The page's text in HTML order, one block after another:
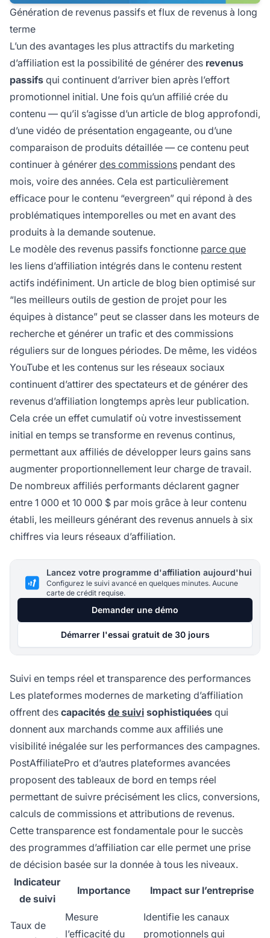
Génération de revenus passifs et flux de revenus à long
terme
L’un des avantages les plus attractifs du marketing
d’affiliation est la possibilité de générer des revenus
passifs qui continuent d’arriver bien après l’effort
promotionnel initial. Une fois qu’un affilié crée du
contenu — qu’il s’agisse d’un article de blog approfondi,
d’une vidéo de présentation engageante, ou d’une
comparaison de produits détaillée — ce contenu peut
continuer à générer des commissions pendant des
mois, voire des années. Cela est particulièrement
efficace pour le contenu “evergreen” qui répond à des
problématiques intemporelles ou met en avant des
produits à la demande soutenue.
Le modèle des revenus passifs fonctionne parce que
les liens d’affiliation intégrés dans le contenu restent
actifs indéfiniment. Un article de blog bien optimisé sur
“les meilleurs outils de gestion de projet pour les
équipes à distance” peut se classer dans les moteurs de
recherche et générer un trafic et des commissions
réguliers sur de longues périodes. De même, les vidéos
YouTube et les contenus sur les réseaux sociaux
continuent d’attirer des spectateurs et de générer des
revenus d’affiliation longtemps après leur publication.
Cela crée un effet cumulatif où votre investissement
initial en temps se transforme en revenus continus,
permettant aux affiliés de développer leurs gains sans
augmenter proportionnellement leur charge de travail.
De nombreux affiliés performants déclarent gagner
entre 1 000 et 10 000 $ par mois grâce à leur contenu
établi, les meilleurs générant des revenus annuels à six
chiffres via leurs réseaux d’affiliation.
Lancez votre programme d'affiliation aujourd'hui
Configurez le suivi avancé en quelques minutes. Aucune
carte de crédit requise.
Demander une démo
Démarrer l'essai gratuit de 30 jours
Suivi en temps réel et transparence des performances
Les plateformes modernes de marketing d’affiliation
offrent des capacités de suivi sophistiquées qui
donnent aux marchands comme aux affiliés une
visibilité inégalée sur les performances des campagnes.
PostAffiliatePro et d’autres plateformes avancées
proposent des tableaux de bord en temps réel
permettant de suivre précisément les clics, conversions,
calculs de commissions et attributions de revenus.
Cette transparence est fondamentale pour le succès
des programmes d’affiliation car elle permet une prise
de décision basée sur la donnée à tous les niveaux.
Indicateur
de suivi
Importance Impact sur l’entreprise
Taux de
Mesure
l’efficacité du
Identifie les canaux
promotionnels qui